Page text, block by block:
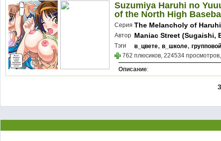
Suzumiya Haruhi no
of the North High
Серия The Melancholy of
Автор Maniac Street (Sugaishi,
Oono)
Тэги в_цвете, в_школе,
762 плюсиков, 224534
Описание: